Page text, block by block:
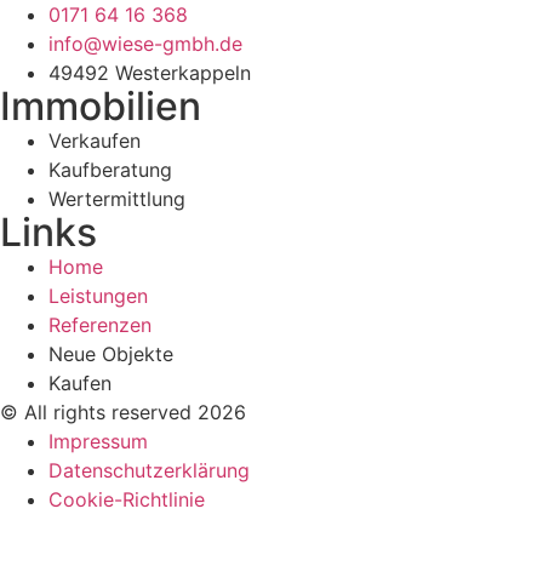
0171 64 16 368
info@wiese-gmbh.de
49492 Westerkappeln
Immobilien
Verkaufen
Kaufberatung
Wertermittlung
Links
Home
Leistungen
Referenzen
Neue Objekte
Kaufen
© All rights reserved 2026
Impressum
Datenschutzerklärung
Cookie-Richtlinie